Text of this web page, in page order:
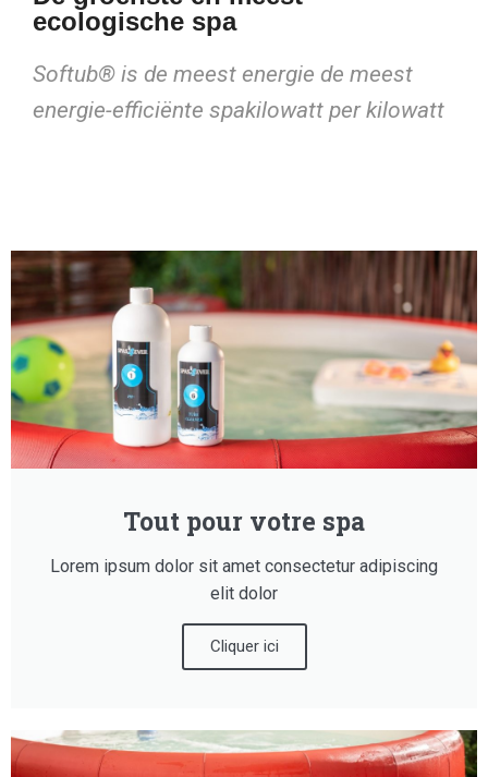
ecologische spa
Softub® is de meest energie de meest
energie-efficiënte spakilowatt per kilowatt
Tout pour votre spa
Lorem ipsum dolor sit amet consectetur adipiscing
elit dolor
Cliquer ici